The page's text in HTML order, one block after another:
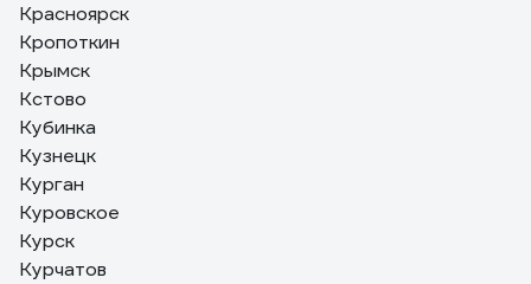
Красноярск
Кропоткин
Крымск
Кстово
Кубинка
Кузнецк
Курган
Куровское
Курск
Курчатов